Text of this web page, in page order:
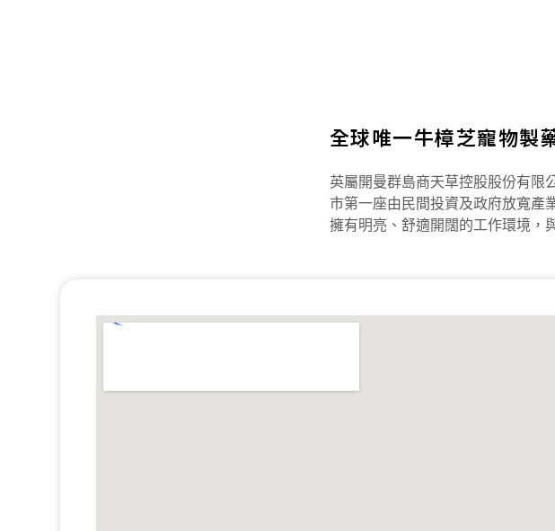
全球唯一牛樟芝寵物製
英屬開曼群島商天草控股股份有限
市第一座由民間投資及政府放寬產
擁有明亮、舒適開闊的工作環境，